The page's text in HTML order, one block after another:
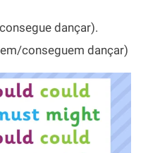
dançar).
conseguem dançar)